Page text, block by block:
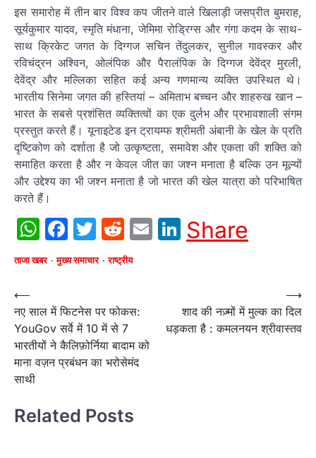
इस समारोह में तीन बार विश्व कप जीतने वाले खिलाड़ी जसप्रीत बुमराह,
सूर्यकुमार यादव, स्मृति मंधाना, जेमिमा रोड्रिग्स और गंगा कदम के साथ-
साथ क्रिकेट जगत के दिग्गज सचिन तेंदुलकर, सुनील गावस्कर और
रविचंद्रन अश्विन, ओलंपिक और पैरालंपिक के दिग्गज देवेंद्र मुरली,
देवेंद्र और मल्लिका सहित कई अन्य गणमान्य व्यक्ति उपस्थित थे।
भारतीय सिनेमा जगत की हस्तियां – अमिताभ बच्चन और शाहरुख खान –
भारत के सबसे प्रशंसित व्यक्तित्वों का एक दुर्लभ और प्रभावशाली संगम
प्रस्तुत करते हैं। यूनाइटेड इन ट्रायम्फ श्रीमती अंबानी के खेल के प्रति
दृष्टिकोण को दर्शाता है जो उत्कृष्टता, समावेश और एकता की शक्ति को
समाहित करता है और न केवल जीत का जश्न मनाता है बल्कि उन मूल्यों
और उद्देश्य का भी जश्न मनाता है जो भारत की खेल यात्रा को परिभाषित
करते हैं।
WhatsApp
Facebook
Twitter
Reddit
EmailLinkedIn
Share
ताजा खबर मुख्य समाचार राष्ट्रीय
Post
navigation
⟵
नए साल में फिटनेस पर फोकस:
YouGov सर्वे में 10 में से 7
भारतीयों ने कैलिफ़ोर्निया बादाम को
माना वज़न प्रबंधन का भरोसेमंद
साथी
शाद की नज़्मों में मुल्क का दिल
धड़कता है : कमलनयन श्रीवास्तव
⟶
Related Posts